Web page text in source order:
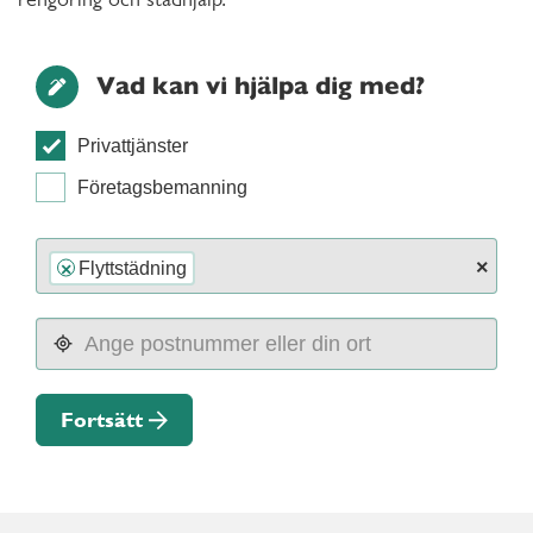
Vad kan vi hjälpa dig med?
Privattjänster
Företagsbemanning
×
× Flyttstädning
Fortsätt